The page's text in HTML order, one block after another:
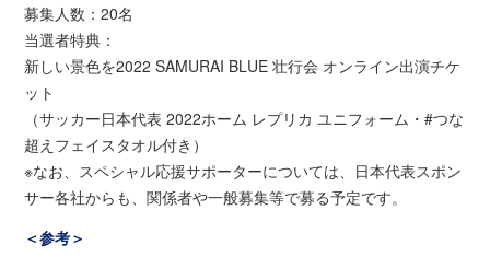
募集人数：20名
当選者特典：
新しい景色を2022 SAMURAI BLUE 壮行会 オンライン出演チケ
ット
（サッカー日本代表 2022ホーム レプリカ ユニフォーム・#つな
超えフェイスタオル付き）
※なお、スペシャル応援サポーターについては、日本代表スポン
サー各社からも、関係者や一般募集等で募る予定です。
＜参考＞